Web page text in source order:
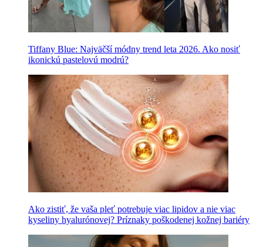
Tiffany Blue: Najväčší módny trend leta 2026. Ako nosiť
ikonickú pastelovú modrú?
Ako zistiť, že vaša pleť potrebuje viac lipidov a nie viac
kyseliny hyalurónovej? Príznaky poškodenej kožnej bariéry